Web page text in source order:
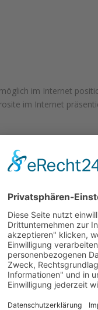
im Internet
im Internet
regionalen
der